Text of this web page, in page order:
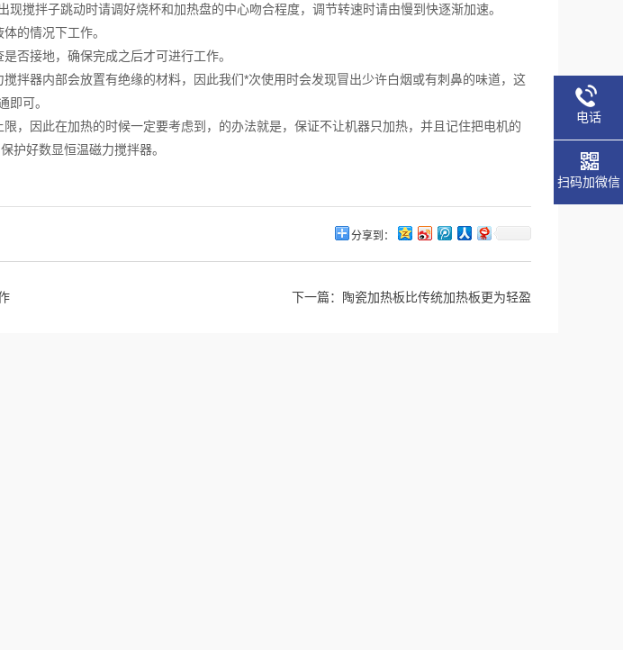
搅拌子跳动时请调好烧杯和加热盘的中心吻合程度，调节转速时请由慢到快逐渐加速。
的情况下工作。
否接地，确保完成之后才可进行工作。
拌器内部会放置有绝缘的材料，因此我们*次使用时会发现冒出少许白烟或有刺鼻的味道，这
即可。
，因此在加热的时候一定要考虑到，的办法就是，保证不让机器只加热，并且记住把电机的
护好数显恒温磁力搅拌器。
分享到：
下一篇： 陶瓷加热板比传统加热板更为轻盈
电话
扫码加微信